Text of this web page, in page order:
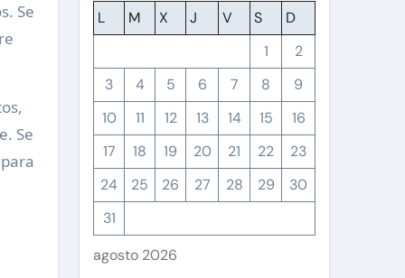
Se
Se
agosto 2026
L M X J V S
D
1
2
3
4 5 6 7 8
9
10
11 12 13 14 15
16
17
18 19 20 21 22
23
24
25 26 27 28 29
30
31